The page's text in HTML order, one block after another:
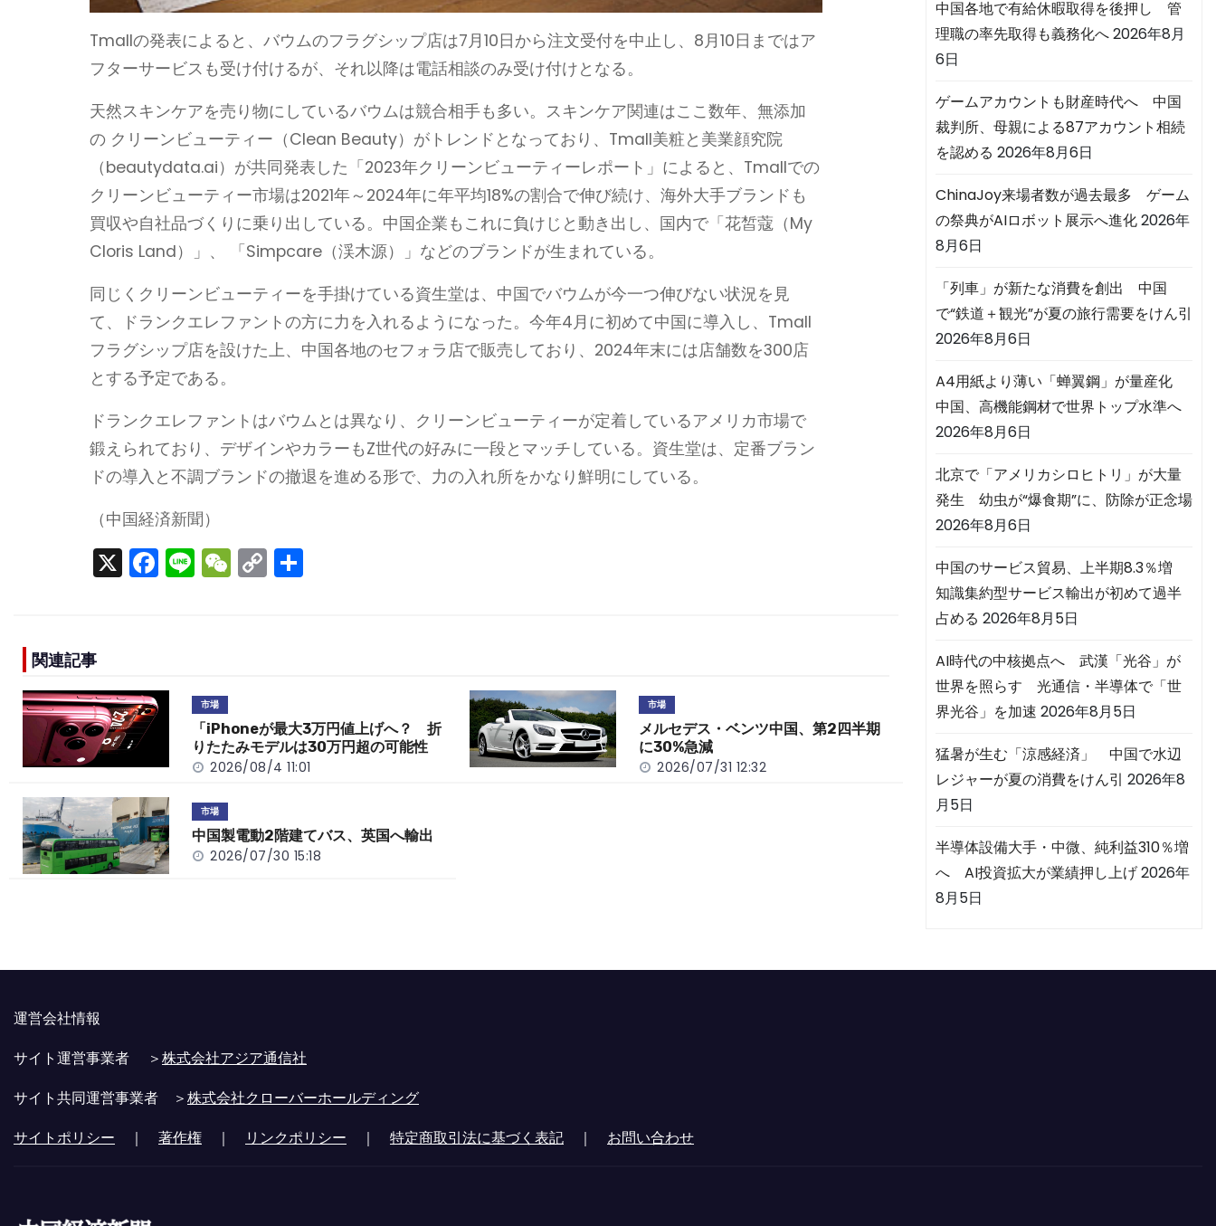
Tmallの発表によると、バウムのフラグシップ店は7月10日から注文受付を中止し、8月10日まではア
フターサービスも受け付けるが、それ以降は電話相談のみ受け付けとなる。
天然スキンケアを売り物にしているバウムは競合相手も多い。スキンケア関連はここ数年、無添加
の クリーンビューティー（Clean Beauty）がトレンドとなっており、Tmall美粧と美業顔究院
（beautydata.ai）が共同発表した「2023年クリーンビューティーレポート」によると、Tmallでの
クリーンビューティー市場は2021年～2024年に年平均18%の割合で伸び続け、海外大手ブランドも
買収や自社品づくりに乗り出している。中国企業もこれに負けじと動き出し、国内で「花皙蔻（My
Cloris Land）」、 「Simpcare（渓木源）」などのブランドが生まれている。
同じくクリーンビューティーを手掛けている資生堂は、中国でバウムが今一つ伸びない状況を見
て、ドランクエレファントの方に力を入れるようになった。今年4月に初めて中国に導入し、Tmall
フラグシップ店を設けた上、中国各地のセフォラ店で販売しており、2024年末には店舗数を300店
とする予定である。
ドランクエレファントはバウムとは異なり、クリーンビューティーが定着しているアメリカ市場で
鍛えられており、デザインやカラーもZ世代の好みに一段とマッチしている。資生堂は、定番ブラン
ドの導入と不調ブランドの撤退を進める形で、力の入れ所をかなり鮮明にしている。
（中国経済新聞）
X F
a
k
Li
n
W
e
C
o
k
関連記事
市場
「iPhoneが最大3万円値上げへ？ 折
りたたみモデルは30万円超の可能性
2026/08/4 11:01
市場
メルセデス・ベンツ中国、第2四半期
に30%急減
2026/07/31 12:32
市場
中国製電動2階建てバス、英国へ輸出
2026/07/30 15:18
中国各地で有給休暇取得を後押し 管
理職の率先取得も義務化へ2026年8月
6日
ゲームアカウントも財産時代へ 中国
裁判所、母親による87アカウント相続
を認める 2026年8月6日
ChinaJoy来場者数が過去最多 ゲーム
の祭典がAIロボット展示へ進化2026年
8月6日
「列車」が新たな消費を創出 中国
で“鉄道＋観光”が夏の旅行需要をけん引
2026年8月6日
A4用紙より薄い「蝉翼鋼」が量産化
中国、高機能鋼材で世界トップ水準へ
2026年8月6日
北京で「アメリカシロヒトリ」が大量
発生 幼虫が“爆食期”に、防除が正念場
2026年8月6日
中国のサービス貿易、上半期8.3％増
知識集約型サービス輸出が初めて過半
占める 2026年8月5日
AI時代の中核拠点へ 武漢「光谷」が
世界を照らす 光通信・半導体で「世
界光谷」を加速 2026年8月5日
猛暑が生む「涼感経済」 中国で水辺
レジャーが夏の消費をけん引 2026年8
月5日
半導体設備大手・中微、純利益310％増
へ AI投資拡大が業績押し上げ2026年
8月5日
運営会社情報
サイト運営事業者 ＞株式会社アジア通信社
サイト共同運営事業者 ＞株式会社クローバーホールディング
サイトポリシー ｜ 著作権 ｜ リンクポリシー ｜ 特定商取引法に基づく表記 ｜ お問い合わせ